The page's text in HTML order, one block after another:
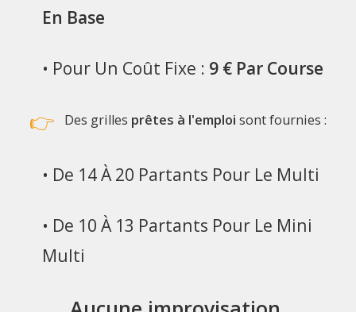
En Base
• Pour Un Coût Fixe : 9 € Par Course
👉 Des grilles prêtes à l'emploi sont fournies :
• De 14 À 20 Partants Pour Le Multi
• De 10 À 13 Partants Pour Le Mini
Multi